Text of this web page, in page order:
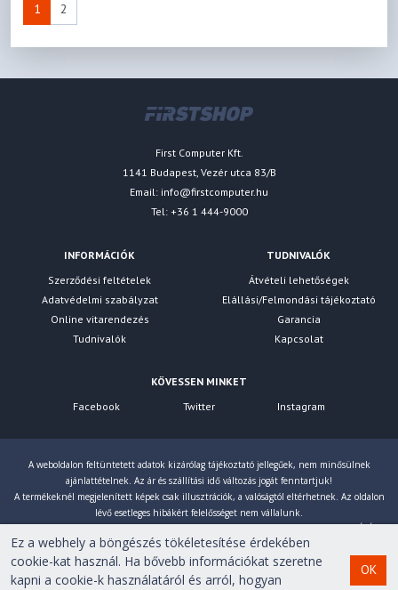
1 2
First Computer Kft.
1141 Budapest, Vezér utca 83/B
Email: info@firstcomputer.hu
Tel: +36 1 444-9000
INFORMÁCIÓK
Szerződési feltételek
Adatvédelmi szabályzat
Online vitarendezés
Tudnivalók
TUDNIVALÓK
Átvételi lehetőségek
Elállási/Felmondási tájékoztató
Garancia
Kapcsolat
KÖVESSEN MINKET
Facebook
Twitter Instagram
A weboldalon feltüntetett adatok kizárólag tájékoztató jellegűek, nem minősülnek
ajánlattételnek. Az ár és szállítási idő változás jogát fenntartjuk!
A termékeknél megjelenített képek csak illusztrációk, a valóságtól eltérhetnek. Az oldalon
lévő esetleges hibákért felelősséget nem vállalunk.
számoljuk!
Copyright © 2007-2026 First Computer Kft. Minden jog
Ez a webhely a böngészés tökéletesítése érdekében
cookie-kat használ. Ha bővebb információkat szeretne
kapni a cookie-k használatáról és arról, hogyan
OK